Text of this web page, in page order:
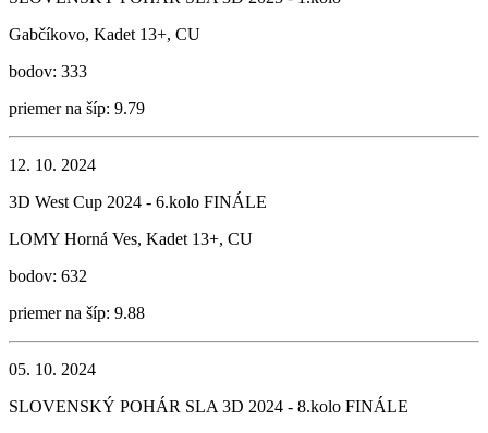
Gabčíkovo, Kadet 13+, CU
bodov: 333
priemer na šíp: 9.79
12. 10. 2024
3D West Cup 2024 - 6.kolo FINÁLE
LOMY Horná Ves, Kadet 13+, CU
bodov: 632
priemer na šíp: 9.88
05. 10. 2024
SLOVENSKÝ POHÁR SLA 3D 2024 - 8.kolo FINÁLE